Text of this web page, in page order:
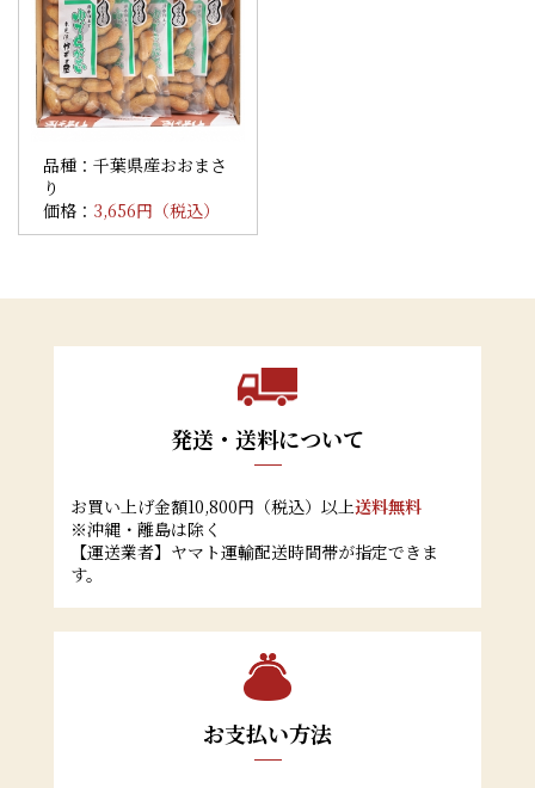
品種：千葉県産おおまさ
り
価格： 3,656円（税込）
発送・送料について
お買い上げ金額10,800円（税込）以上送料無料
※沖縄・離島は除く
【運送業者】ヤマト運輸配送時間帯が指定できま
す。
お支払い方法